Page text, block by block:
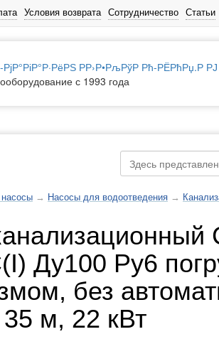
Условия возврата Сотрудничество Статьи
с 1993 года
→ Насосы для водоотведения →
Ду100 Ру6
без
м, 22 кВт